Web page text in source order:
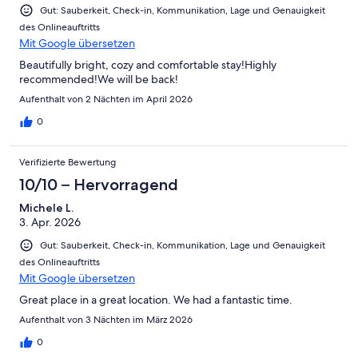
Gut: Sauberkeit, Check-in, Kommunikation, Lage und Genauigkeit
des Onlineauftritts
Mit Google übersetzen
Beautifully bright, cozy and comfortable stay!Highly
recommended!We will be back!
Aufenthalt von 2 Nächten im April 2026
0
Verifizierte Bewertung
10/10 – Hervorragend
Michele L.
3. Apr. 2026
Gut: Sauberkeit, Check-in, Kommunikation, Lage und Genauigkeit
des Onlineauftritts
Mit Google übersetzen
Great place in a great location. We had a fantastic time.
Aufenthalt von 3 Nächten im März 2026
0